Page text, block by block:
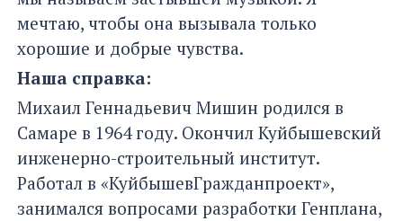
мечтаю, чтобы она вызывала только
хорошие и добрые чувства.
Наша справка:
Михаил Геннадьевич Мишин родился в
Самаре в 1964 году. Окончил Куйбышевский
инженерно-строительный институт.
Работал в «КуйбышевГражданпроект»,
занимался вопросами разработки Генплана,